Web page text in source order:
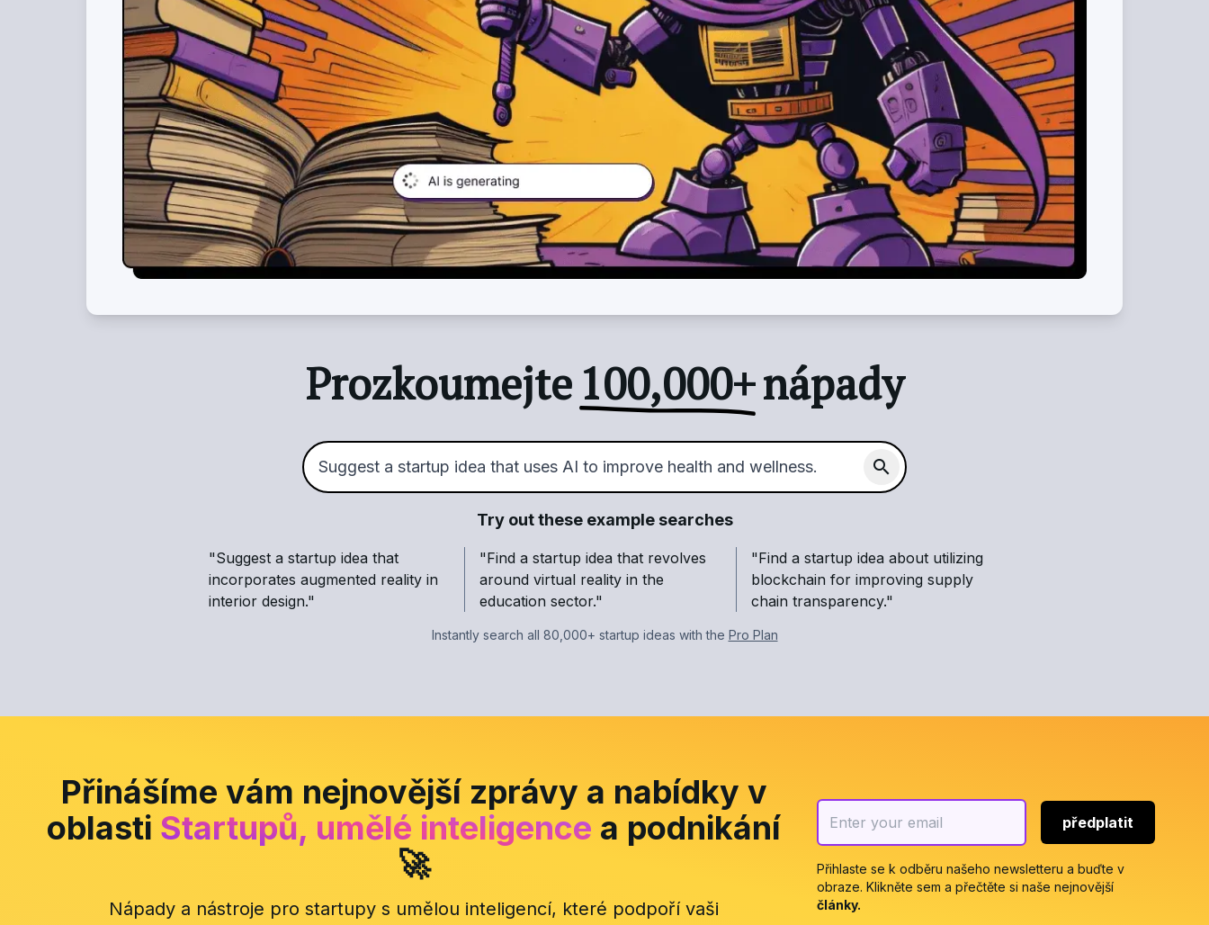
Prozkoumejte 100,000+nápady
search
Try out these example searches
"Suggest a startup idea that
incorporates augmented reality in
interior design."
"Find a startup idea that revolves
around virtual reality in the
education sector."
"Find a startup idea about utilizing
blockchain for improving supply
chain transparency."
Instantly search all 80,000+ startup ideas with the Pro Plan
Přinášíme vám nejnovější zprávy a nabídky v
oblasti Startupů, umělé inteligence a podnikání
🚀
Nápady a nástroje pro startupy s umělou inteligencí, které podpoří vaši
předplatit
Přihlaste se k odběru našeho newsletteru a buďte v
obraze. Klikněte sem a přečtěte si naše nejnovější
články.